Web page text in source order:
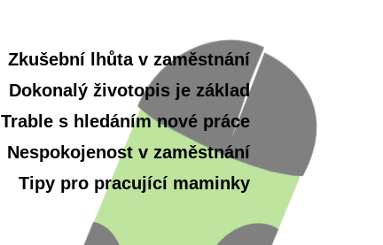
Zkušební lhůta v zaměstnání
Dokonalý životopis je základ
Trable s hledáním nové práce
Nespokojenost v zaměstnání
Tipy pro pracující maminky